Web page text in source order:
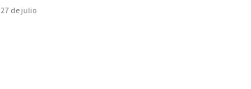
27 de julio